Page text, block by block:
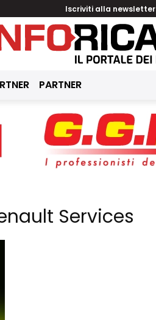
Iscriviti alla newsletter
PARTNER
Services